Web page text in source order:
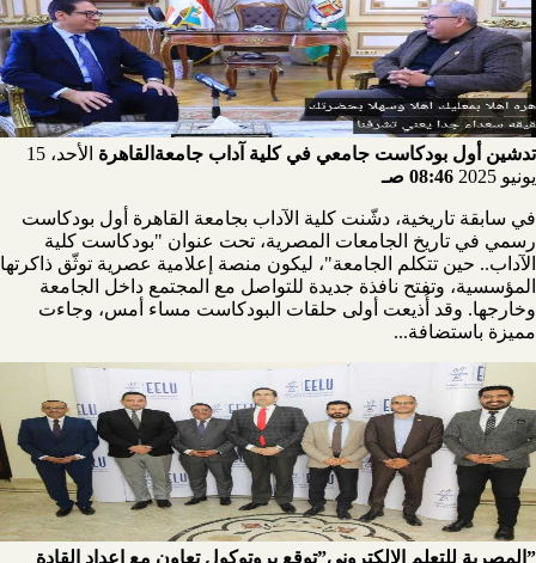
تدشين أول بودكاست جامعي في كلية آداب جامعةالقاهرة
الأحد، 15
يونيو 2025
08:46 صـ
في سابقة تاريخية، دشّنت كلية الآداب بجامعة القاهرة أول بودكاست
رسمي في تاريخ الجامعات المصرية، تحت عنوان "بودكاست كلية
الآداب.. حين تتكلم الجامعة"، ليكون منصة إعلامية عصرية توثّق ذاكرتها
المؤسسية، وتفتح نافذة جديدة للتواصل مع المجتمع داخل الجامعة
وخارجها. وقد أُذيعت أولى حلقات البودكاست مساء أمس، وجاءت
مميزة باستضافة...
”المصرية للتعلم الإلكتروني”توقع بروتوكول تعاون مع إعداد القادة